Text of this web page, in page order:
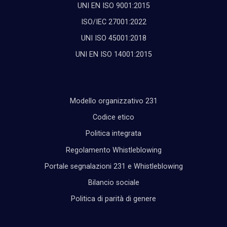
UNI EN ISO 9001:2015
ISO/IEC 27001:2022
UNI ISO 45001:2018
UNI EN ISO 14001:2015
Modello organizzativo 231
Codice etico
Politica integrata
Regolamento Whistleblowing
Portale segnalazioni 231 e Whistleblowing
Bilancio sociale
Politica di parità di genere